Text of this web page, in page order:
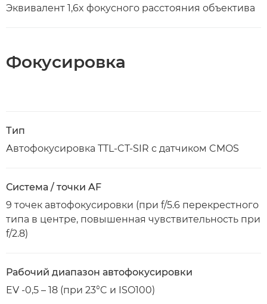
Эквивалент 1,6x фокусного расстояния объектива
Фокусировка
Тип
Автофокусировка TTL-CT-SIR с датчиком CMOS
Система / точки AF
9 точек автофокусировки (при f/5.6 перекрестного
типа в центре, повышенная чувствительность при
f/2.8)
Рабочий диапазон автофокусировки
EV -0,5 – 18 (при 23°C и ISO100)